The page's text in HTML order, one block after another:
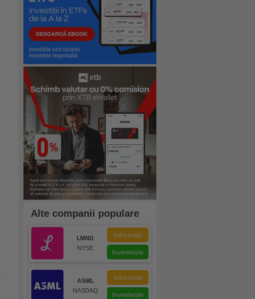
Alte companii populare
LMND
NYSE
Informații
Investește
ASML
NASDAQ
Informații
Investește